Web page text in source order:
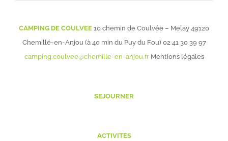
CAMPING DE COULVEE 10 chemin de Coulvée – Melay 49120
Chemillé-en-Anjou (à 40 min du Puy du Fou) 02 41 30 39 97
camping.coulvee@chemille-en-anjou.fr Mentions légales
SEJOURNER
ACTIVITES